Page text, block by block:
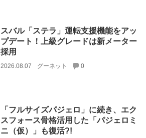
スバル「ステラ」運転支援機能をアッ
プデート！上級グレードは新メーター
採用
2026.08.07 グーネット 0
「フルサイズパジェロ」に続き、エク
スフォース骨格活用した「パジェロミ
ニ（仮）」も復活?!